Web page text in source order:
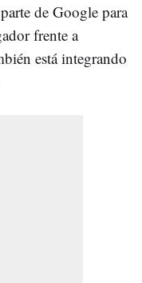
de Google para
frente a
está integrando